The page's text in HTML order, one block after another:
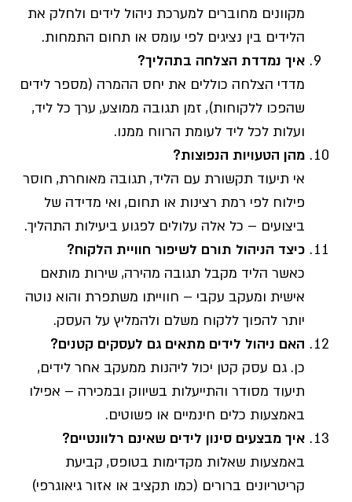
מקוונים מחוברים למערכת ניהול לידים ולחלק את
הלידים בין נציגים לפי עומס או תחום התמחות.
איך נמדדת הצלחה בתהליך?
מדדי הצלחה כוללים את יחס ההמרה (מספר לידים
שהפכו ללקוחות), זמן תגובה ממוצע, ערך כל ליד,
ועלות לכל ליד לעומת הרווח ממנו.
מהן הטעויות הנפוצות?
אי תיעוד תקשורת עם הליד, תגובה מאוחרת, חוסר
פילוח לפי רמת רצינות או תחום, ואי מדידה של
ביצועים – כל אלה עלולים לפגוע ביעילות התהליך.
כיצד הניהול תורם לשיפור חוויית הלקוח?
כאשר הליד מקבל תגובה מהירה, שירות מותאם
אישית ומעקב עקבי – חווייתו משתפרת והוא נוטה
יותר להפוך ללקוח משלם ולהמליץ על העסק.
האם ניהול לידים מתאים גם לעסקים קטנים?
כן. גם עסק קטן יכול ליהנות ממעקב אחר לידים,
תיעוד מסודר והתייעלות בשיווק ובמכירה – אפילו
באמצעות כלים חינמיים או פשוטים.
איך מבצעים סינון לידים שאינם רלוונטיים?
באמצעות שאלות מקדימות בטופס, קביעת
קריטריונים ברורים (כמו תקציב או אזור גיאוגרפי)